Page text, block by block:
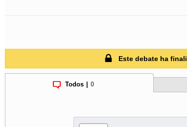
Este debate ha
Todos 0